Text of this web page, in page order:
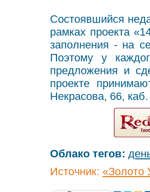
Состоявшийся
рамках проекта
заполнения - на
Поэтому у
предложения и
проекте
Некрасова, 66,
Облако тегов:
Источник: «Золото